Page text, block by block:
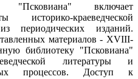
"Псковиана" включает
историко-краеведческой
периодических изданий.
материалов - XVIII-
библиотеку "Псковиана"
литературы и
процессов. Доступ к